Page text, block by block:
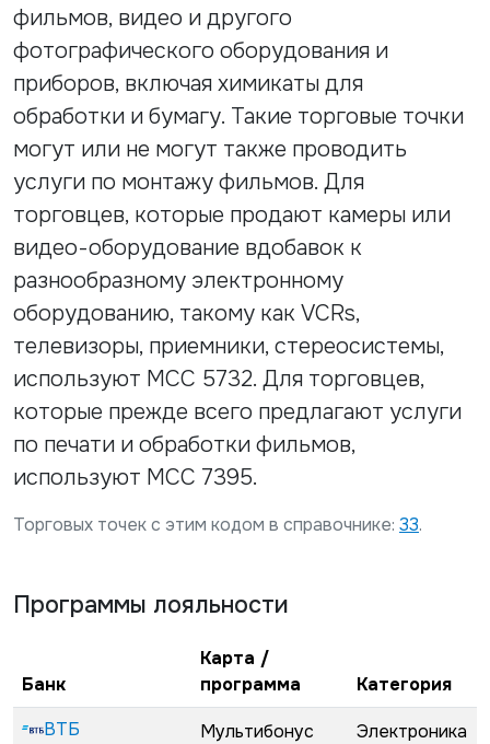
фильмов, видео и другого
фотографического оборудования и
приборов, включая химикаты для
обработки и бумагу. Такие торговые точки
могут или не могут также проводить
услуги по монтажу фильмов. Для
торговцев, которые продают камеры или
видео-оборудование вдобавок к
разнообразному электронному
оборудованию, такому как VCRs,
телевизоры, приемники, стереосистемы,
используют МСС 5732. Для торговцев,
которые прежде всего предлагают услуги
по печати и обработки фильмов,
используют МСС 7395.
Торговых точек с этим кодом в справочнике: 33.
Программы лояльности
Банк
Карта /
программа
Категория
ВТБ
Мультибонус Электроника